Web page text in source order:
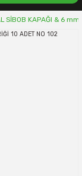
SİBOB KAPAĞI & 6